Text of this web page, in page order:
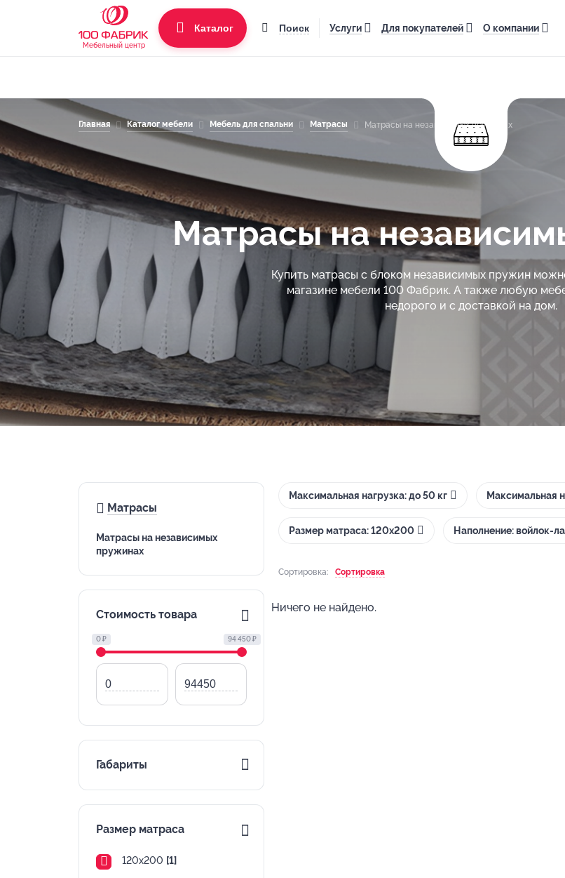
Мебельный центр
Каталог Поиск Услуги Для покупателей О компании
Главная Каталог мебели Мебель для спальни Матрасы Матрасы на независимых пружинах
Матрасы на
Купить матрасы с блоком независимых пружин
магазине мебели 100 Фабрик. А также любую
недорого и с доставкой на дом.
Матрасы
Матрасы на независимых
пружинах
Стоимость товара
0 ₽ 94 450 ₽
Габариты
Размер матраса
120х200 [1]
Максимальная нагрузка: до 50 кг Максимальная
Размер матраса: 120х200 Наполнение: войлок-
Сортировка: Сортировка
Ничего не найдено.